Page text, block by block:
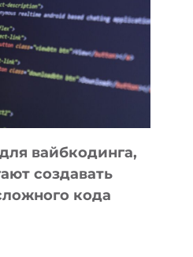
вайбкодинга,
создавать
кода